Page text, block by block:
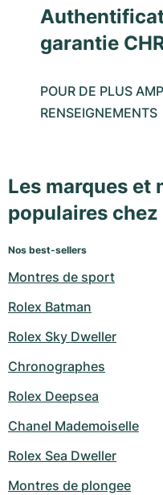
garantie
POUR DE PLUS
RENSEIGNEMENTS
Les marques et
populaires chez
Nos best-sellers
Montres de sport
Rolex Batman
Rolex Sky Dweller
Chronographes
Rolex Deepsea
Chanel Mademoiselle
Rolex Sea Dweller
Montres de plongee